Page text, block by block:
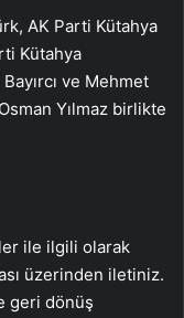
AK Parti Kütahya
Kütahya
ve Mehmet
Yılmaz birlikte
ile ilgili olarak
üzerinden iletiniz.
geri dönüş